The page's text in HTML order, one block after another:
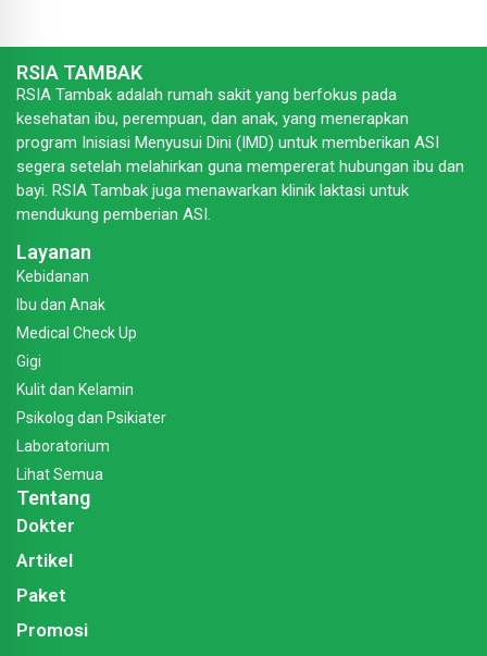
RSIA TAMBAK
RSIA Tambak adalah rumah sakit yang berfokus pada
kesehatan ibu, perempuan, dan anak, yang menerapkan
program Inisiasi Menyusui Dini (IMD) untuk memberikan ASI
segera setelah melahirkan guna mempererat hubungan ibu dan
bayi. RSIA Tambak juga menawarkan klinik laktasi untuk
mendukung pemberian ASI.
Layanan
Kebidanan
Ibu dan Anak
Medical Check Up
Gigi
Kulit dan Kelamin
Psikolog dan Psikiater
Laboratorium
Lihat Semua
Tentang
Dokter
Artikel
Paket
Promosi